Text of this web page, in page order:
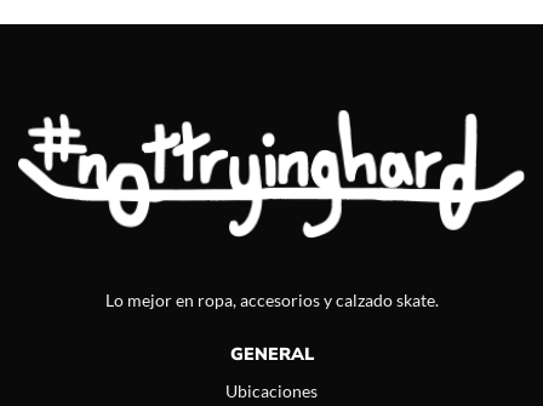
Lo mejor en ropa, accesorios y calzado skate.
GENERAL
Ubicaciones